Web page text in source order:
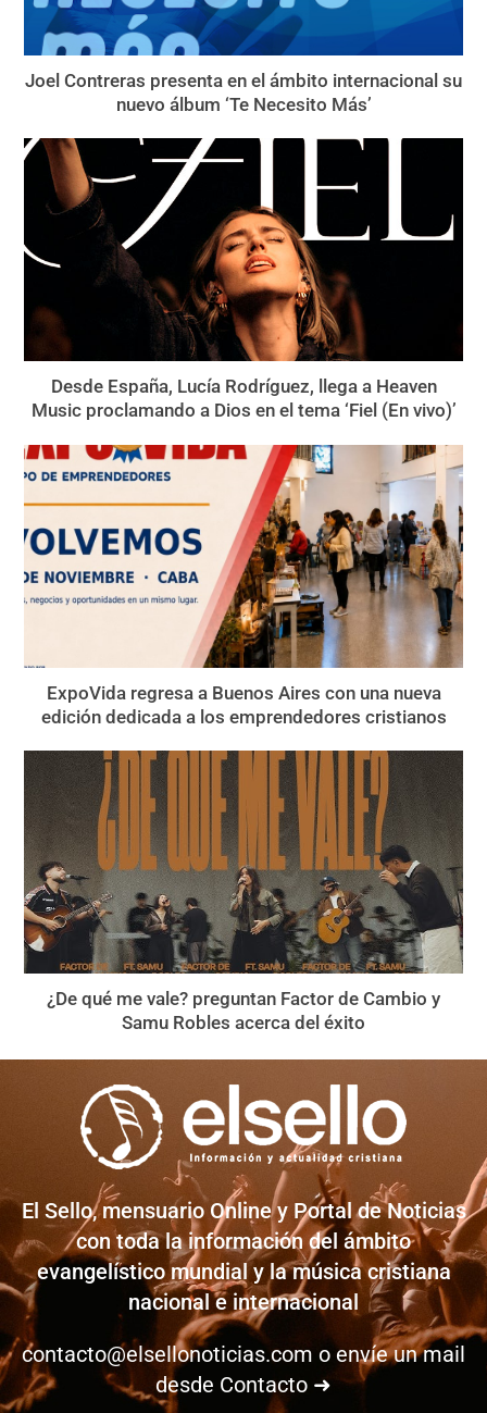
Joel Contreras presenta en el ámbito internacional su
nuevo álbum ‘Te Necesito Más’
Desde España, Lucía Rodríguez, llega a Heaven
Music proclamando a Dios en el tema ‘Fiel (En vivo)’
ExpoVida regresa a Buenos Aires con una nueva
edición dedicada a los emprendedores cristianos
¿De qué me vale? preguntan Factor de Cambio y
Samu Robles acerca del éxito
El Sello, mensuario Online y Portal de Noticias
con toda la información del ámbito
evangelístico mundial y la música cristiana
nacional e internacional
contacto@elsellonoticias.com o envíe un mail
desde Contacto ➜